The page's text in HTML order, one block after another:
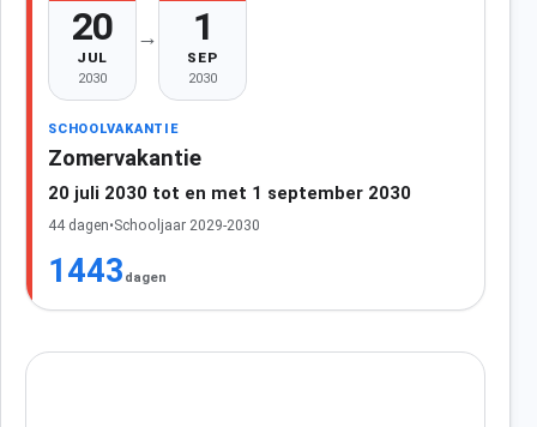
20
JUL
2030
→ 1
SEP
2030
SCHOOLVAKANTIE
Zomervakantie
20 juli 2030 tot en met 1 september 2030
44 dagen•Schooljaar 2029-2030
1443 dagen